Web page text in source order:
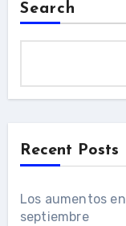
Search
Recent Posts
Los aumentos
septiembre